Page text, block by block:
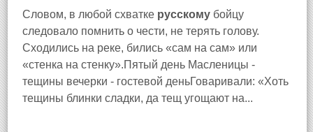
Словом, в любой схватке русскому бойцу
следовало помнить о чести, не терять голову.
Сходились на реке, бились «сам на сам» или
«стенка на стенку».Пятый день Масленицы -
тещины вечерки - гостевой деньГоваривали: «Хоть
тещины блинки сладки, да тещ угощают на...